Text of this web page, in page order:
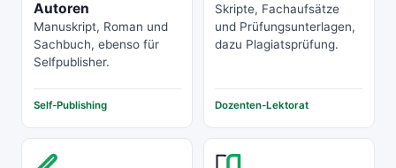
Autoren
Manuskript, Roman und
Sachbuch, ebenso für
Selfpublisher.
Self-Publishing
Skripte, Fachaufsätze
und Prüfungsunterlagen,
dazu Plagiatsprüfung.
Dozenten-Lektorat